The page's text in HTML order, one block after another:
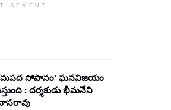
సోపానం’ ఘనవిజయం
: దర్శకుడు భీమనేని